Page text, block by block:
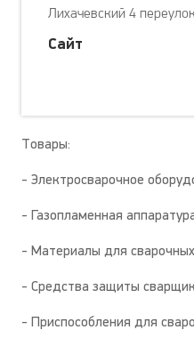
Лихачевский 4 переулок
Сайт
Товары:
- Электросварочное
- Газопламенная
- Материалы для
- Средства защиты
- Приспособления для